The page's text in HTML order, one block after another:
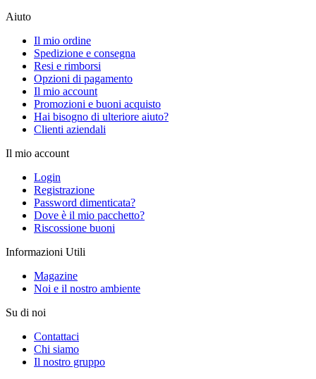
Aiuto
Il mio ordine
Spedizione e consegna
Resi e rimborsi
Opzioni di pagamento
Il mio account
Promozioni e buoni acquisto
Hai bisogno di ulteriore aiuto?
Clienti aziendali
Il mio account
Login
Registrazione
Password dimenticata?
Dove è il mio pacchetto?
Riscossione buoni
Informazioni Utili
Magazine
Noi e il nostro ambiente
Su di noi
Contattaci
Chi siamo
Il nostro gruppo